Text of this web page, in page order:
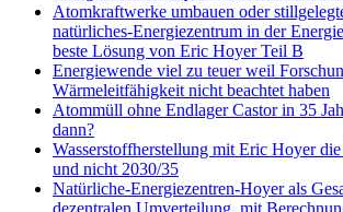
Atomkraftwerke umbauen oder
natürliches-Energiezentrum in der
beste Lösung von Eric Hoyer Teil B
Energiewende viel zu teuer weil
Wärmeleitfähigkeit nicht beachtet haben
Atommüll ohne Endlager Castor in 35
dann?
Wasserstoffherstellung mit Eric Hoyer
und nicht 2030/35
Natürliche-Energiezentren-Hoyer als
dezentralen Umverteilung, mit